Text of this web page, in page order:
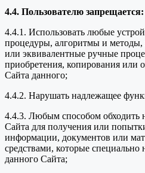
4.4. Пользователю запрещается:
4.4.1. Использовать любые
процедуры, алгоритмы и методы,
или эквивалентные ручные
приобретения, копирования или
Сайта данного;
4.4.2. Нарушать надлежащее
4.4.3. Любым способом обходить
Сайта для получения или
информации, документов или
средствами, которые специально
данного Сайта;